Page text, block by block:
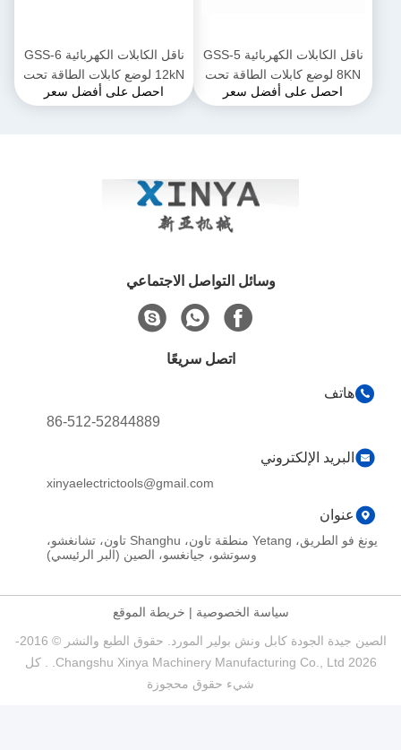
ناقل الكابلات الكهربائية GSS-5
8KN لوضع كابلات الطاقة تحت
الأرض
احصل على أفضل سعر
ناقل الكابلات الكهربائية GSS-6
12kN لوضع كابلات الطاقة تحت
الأرض
احصل على أفضل سعر
وسائل التواصل الاجتماعي
اتصل سريعًا
هاتف
86-512-52844889
البريد الإلكتروني
xinyaelectrictools@gmail.com
عنوان
يونغ فو الطريق، Yetang منطقة تاون، Shanghu تاون، تشانغشو،
وسوتشو، جيانغسو، الصين (البر الرئيسي)
سياسة الخصوصية|خريطة الموقع
الصين جيدة الجودة كابل ونش بولير المورد. حقوق الطبع والنشر © 2016-
2026 Changshu Xinya Machinery Manufacturing Co., Ltd. . كل
شيء حقوق محجوزة